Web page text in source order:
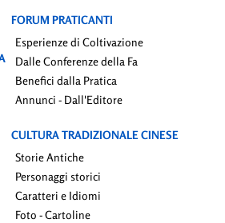
FORUM PRATICANTI
Esperienze di Coltivazione
Dalle Conferenze della Fa
Benefici dalla Pratica
Annunci - Dall'Editore
CULTURA TRADIZIONALE CINESE
Storie Antiche
Personaggi storici
Caratteri e Idiomi
Foto - Cartoline